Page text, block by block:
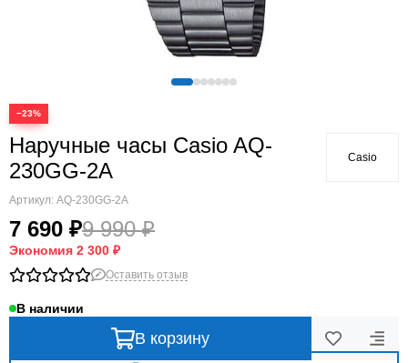
−23%
Наручные часы Casio AQ-
230GG-2A
Артикул: AQ-230GG-2A
7 690 ₽9 990 ₽
Экономия 2 300 ₽
Casio
Оставить отзыв
В наличии
В корзину